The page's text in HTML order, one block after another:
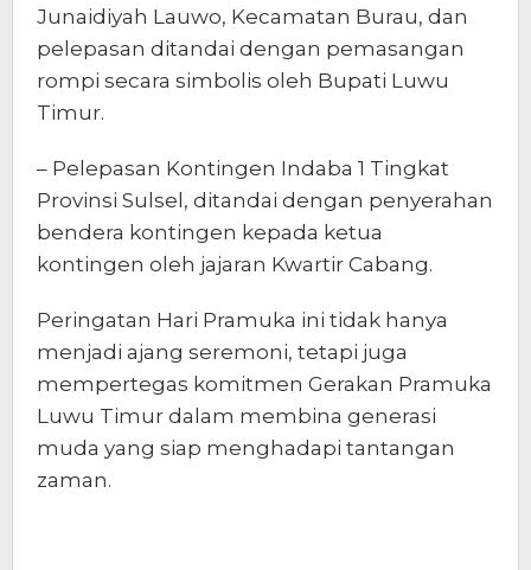
Junaidiyah Lauwo, Kecamatan Burau, dan
pelepasan ditandai dengan pemasangan
rompi secara simbolis oleh Bupati Luwu
Timur.
– Pelepasan Kontingen Indaba 1 Tingkat
Provinsi Sulsel, ditandai dengan penyerahan
bendera kontingen kepada ketua
kontingen oleh jajaran Kwartir Cabang.
Peringatan Hari Pramuka ini tidak hanya
menjadi ajang seremoni, tetapi juga
mempertegas komitmen Gerakan Pramuka
Luwu Timur dalam membina generasi
muda yang siap menghadapi tantangan
zaman.